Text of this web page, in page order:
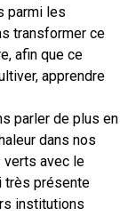
parmi les
transformer ce
afin que ce
apprendre
parler de plus en
dans nos
verts avec le
très présente
institutions